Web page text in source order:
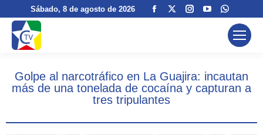
Sábado, 8 de agosto de 2026
Facebook
windowwindow
Instagram
window
YouTube
opens
window
page
opens
window
Golpe al narcotráfico en La Guajira: incautan
más de una tonelada de cocaína y capturan a
tres tripulantes